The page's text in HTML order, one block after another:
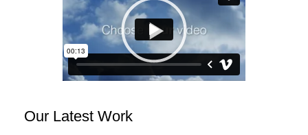
Our Latest Work